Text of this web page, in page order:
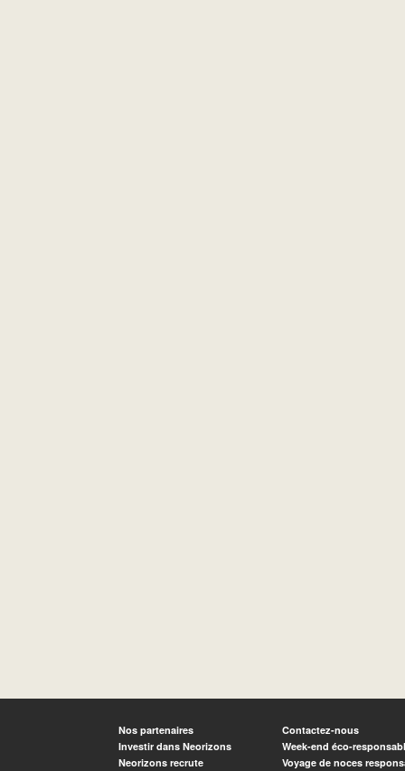
Nos partenaires
Investir dans Neorizons
Neorizons recrute
Contactez-nous
Week-end éco-
Voyage de noces